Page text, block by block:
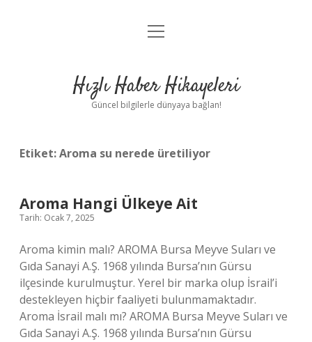
Anasayfa
Yasal Uyarı
menüyü
Hızlı Haber Hikayeleri
Güncel bilgilerle dünyaya bağlan!
Etiket:Aroma su nerede üretiliyor
Aroma Hangi Ülkeye Ait
Tarih: Ocak 7, 2025
Aroma kimin malı? AROMA Bursa Meyve Suları ve
Gıda Sanayi A.Ş. 1968 yılında Bursa’nın Gürsu
ilçesinde kurulmuştur. Yerel bir marka olup İsrail’i
destekleyen hiçbir faaliyeti bulunmamaktadır.
Aroma İsrail malı mı? AROMA Bursa Meyve Suları ve
Gıda Sanayi A.Ş. 1968 yılında Bursa’nın Gürsu